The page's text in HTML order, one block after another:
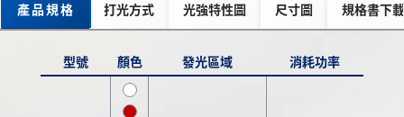
產品規格 打光方式 光強特性圖 尺寸圖 規格書下載
型號 顏色 發光區域 消耗功率